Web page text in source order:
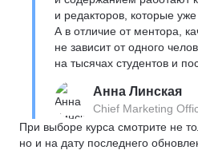
и редакторов, которые
А в отличие от ментора,
не зависит от одного
на тысячах студентов и
Анна Линская
Chief Marketing
При выборе курса смотрите не
но и на дату последнего